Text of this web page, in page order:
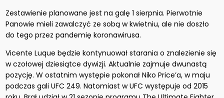
Zestawienie planowane jest na galę 1 sierpnia. Pierwotnie
Panowie mieli zawalczyć ze sobą w kwietniu, ale nie doszło
do tego przez pandemię koronawirusa.
Vicente Luque będzie kontynuował starania o znalezienie się
w czołowej dziesiątce dywizji. Aktualnie zajmuje dwunastą
pozycję. W ostatnim występie pokonał Niko Price’a, w maju
podczas gali UFC 249. Natomiast w UFC występuje od 2015